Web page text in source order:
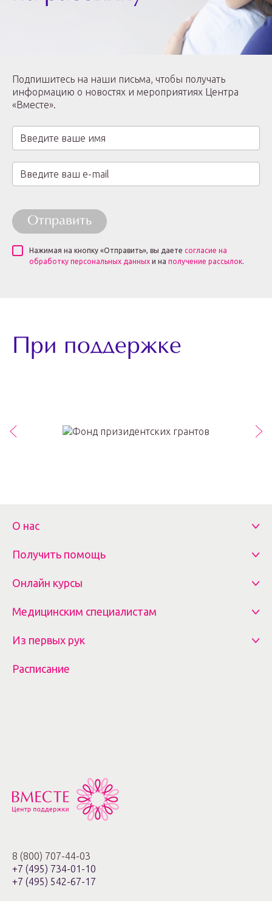
Подпишитесь на наши письма, чтобы получать
информацию о новостях и мероприятиях Центра
«Вместе».
Отправить
Нажимая на кнопку «Отправить», вы даете согласие на
обработку персональных данных и на получение рассылок.
При поддержке
8 (800) 707-44-03
+7 (495) 734-01-10
+7 (495) 542-67-17
О нас
Получить помощь
Онлайн курсы
Медицинским специалистам
Из первых рук
Расписание